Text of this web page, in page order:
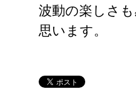
波動の楽しさ
思います。